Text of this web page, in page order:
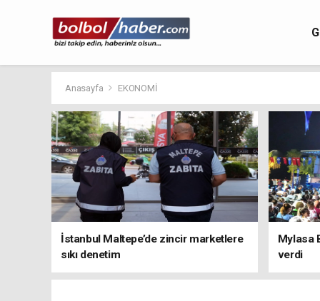
Anasayfa EKONOMİ
İstanbul Maltepe’de zincir marketlere
sıkı denetim
Mylasa
verdi